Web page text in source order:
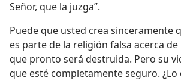
Señor, que la juzga”.
Puede que usted crea sinceramente
es parte de la religión falsa acerca de
que pronto será destruida. Pero su
que esté completamente seguro. ¿Lo